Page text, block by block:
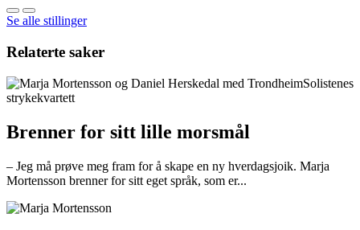
Se alle stillinger
Relaterte saker
Brenner for sitt lille morsmål
– Jeg må prøve meg fram for å skape en ny hverdagsjoik. Marja
Mortensson brenner for sitt eget språk, som er...